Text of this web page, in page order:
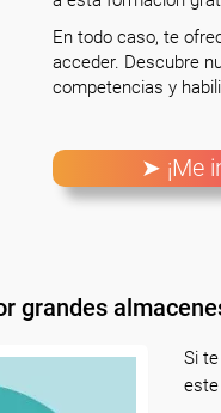
En todo caso, te
acceder. Descubre
competencias y
➤ ¡Me
grandes
Si